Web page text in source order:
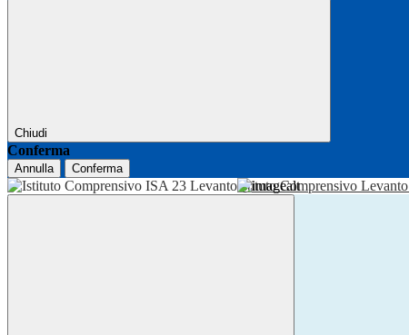
Chiudi
Conferma
Annulla Conferma
Istituto Comprensivo Levanto